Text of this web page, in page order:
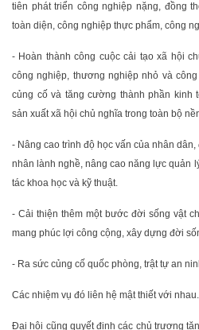
tiên phát triển công nghiệp nặng, đồng
toàn diện, công nghiệp thực phẩm, công
- Hoàn thành công cuộc cải tạo xã hội
công nghiệp, thương nghiệp nhỏ và
củng cố và tăng cường thành phần kinh
sản xuất xã hội chủ nghĩa trong toàn bộ
- Nâng cao trình độ học vấn của nhân
nhân lành nghề, nâng cao năng lực quản
tác khoa học và kỹ thuật.
- Cải thiện thêm một bước đời sống vật
mang phúc lợi công cộng, xây dựng đời
- Ra sức củng cố quốc phòng, trật tự an
Các nhiệm vụ đó liên hệ mật thiết với nhau.
Đại hội cũng quyết định các chủ trương